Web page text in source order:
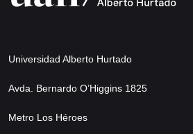
Universidad Alberto Hurtado
Avda. Bernardo O’Higgins 1825
Metro Los Héroes